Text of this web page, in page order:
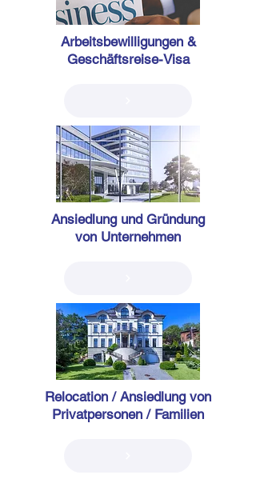
Arbeitsbewilligungen&
Geschäftsreise-Visa
Ansiedlung und Gründung
von Unternehmen
Relocation / Ansiedlung von
Privatpersonen / Familien